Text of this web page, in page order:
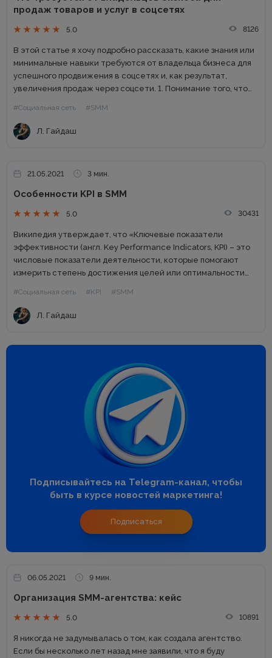
продаж товаров и услуг в соцсетях
5.0 8126
В этой статье я хочу подробно рассказать, какие знания или
минимальные навыки требуются от владельца бизнеса для
успешного продвижения в соцсетях и, как результат,
увеличения продаж через соцсети. 1. Понимание того, что
#Социальная сеть #SMM
Л. Гайдаш
21.05.2021 3 мин.
Особенности KPI в SMM
5.0 30431
Википедия утверждает, что «Ключевые показатели
эффективности (англ. Key Performance Indicators, KPI) – это
числовые показатели деятельности, которые помогают
измерить степень достижения целей или оптимальности
Выбирать KPI нужно в зависимости от целей SMM, а они...
#Социальная сеть #KPI #SMM
Л. Гайдаш
Подписывайтесь на Telegram-канал, чтобы
быть в курсе новостей маркетинга!
Подписаться
06.05.2021 9 мин.
Организация SMM-агентства: кейс
5.0 10891
Я никогда не задумывалась о том, как создала агентство.
Если бы несколько лет назад мне заявили, что я буду